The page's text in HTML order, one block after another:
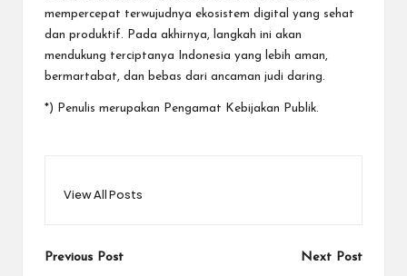
mempercepat terwujudnya ekosistem digital yang sehat
dan produktif. Pada akhirnya, langkah ini akan
mendukung terciptanya Indonesia yang lebih aman,
bermartabat, dan bebas dari ancaman judi daring.
*) Penulis merupakan Pengamat Kebijakan Publik.
View All Posts
Post
Previous Post Next Post